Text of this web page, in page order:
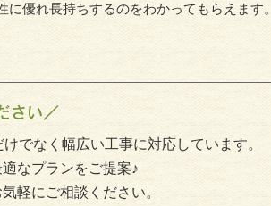
優れ長持ちするのをわかってもらえます。
さい／
でなく幅広い工事に対応しています。
なプランをご提案♪
軽にご相談ください。